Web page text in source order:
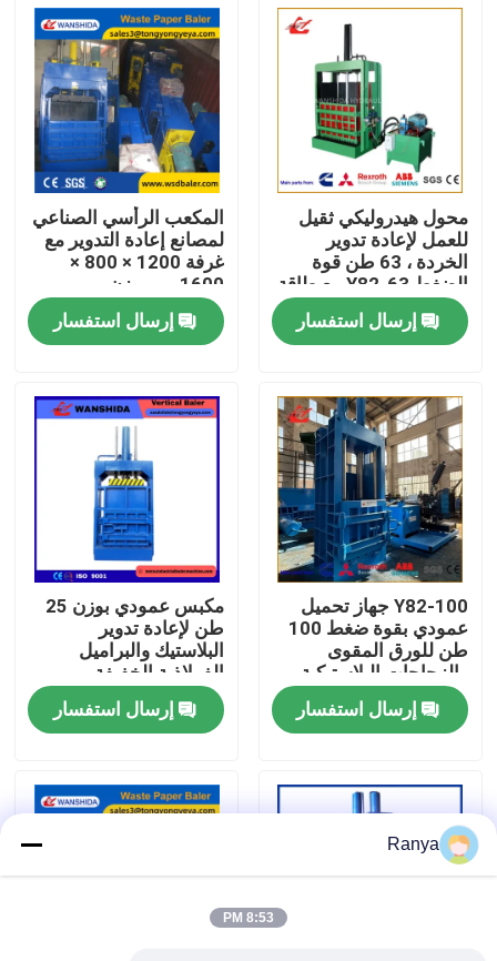
المنزل
حولنا
جولة في المصنع
مراقبة الجودة
اتصل بنا
أخبار
القضايا
اطلب اقتباس
محول هيدروليكي ثقيل
للعمل لإعادة تدوير
الخردة ، 63 طن قوة
الضغط Y82-63 مع طاقة
15 كيلوواط
إرسال استفسار
المكعب الرأسي الصناعي
لمصانع إعادة التدوير مع
غرفة 1200 × 800 ×
1600 مم ووزن
الكيلوغرام 100 × 300
إرسال استفسار
Y82-100 جهاز تحميل
عمودي بقوة ضغط 100
طن للورق المقوى
والزجاجات البلاستيكية
والنفايات الورقية
إرسال استفسار
مكبس عمودي بوزن 25
طن لإعادة تدوير
البلاستيك والبراميل
الفولاذية الخفيفة
إرسال استفسار
Ranya
8:53 PM